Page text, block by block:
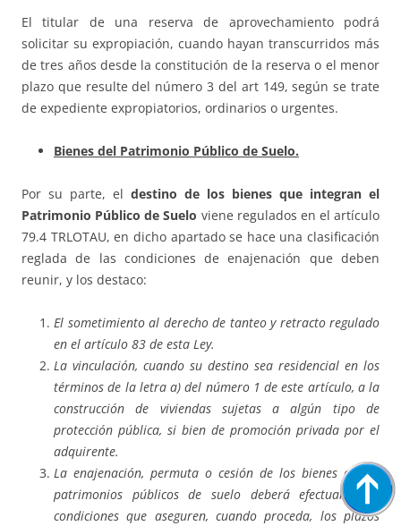
El titular de una reserva de aprovechamiento podrá
solicitar su expropiación, cuando hayan transcurridos más
de tres años desde la constitución de la reserva o el menor
plazo que resulte del número 3 del art 149, según se trate
de expediente expropiatorios, ordinarios o urgentes.
Bienes del Patrimonio Público de Suelo.
Por su parte, el destino de los bienes que integran el
Patrimonio Público de Suelo viene regulados en el artículo
79.4 TRLOTAU, en dicho apartado se hace una clasificación
reglada de las condiciones de enajenación que deben
reunir, y los destaco:
El sometimiento al derecho de tanteo y retracto regulado
en el artículo 83 de esta Ley.
La vinculación, cuando su destino sea residencial en los
términos de la letra a) del número 1 de este artículo, a la
construcción de viviendas sujetas a algún tipo de
protección pública, si bien de promoción privada por el
adquirente.
La enajenación, permuta o cesión de los bienes de los
patrimonios públicos de suelo deberá efectuarse en
condiciones que aseguren, cuando proceda, los plazos